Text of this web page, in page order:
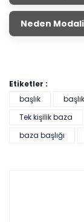
Neden
Etiketler :
başlık
Tek kişilik baza
baza başlığı